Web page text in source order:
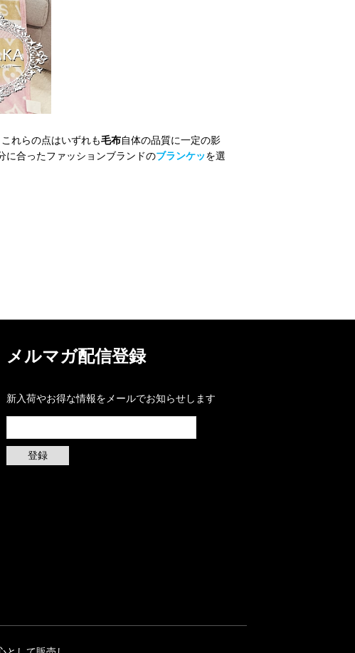
れらの点はいずれも毛布自体の品質に一定の影
に合ったファッションブランドのブランケッを選
メルマガ配信登録
新入荷やお得な情報をメールでお知らせします
登録